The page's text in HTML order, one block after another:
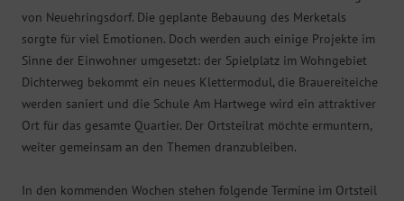
von Neuehringsdorf. Die geplante Bebauung des Merketals
sorgte für viel Emotionen. Doch werden auch einige Projekte im
Sinne der Einwohner umgesetzt: der Spielplatz im Wohngebiet
Dichterweg bekommt ein neues Klettermodul, die Brauereiteiche
werden saniert und die Schule Am Hartwege wird ein attraktiver
Ort für das gesamte Quartier. Der Ortsteilrat möchte ermuntern,
weiter gemeinsam an den Themen dranzubleiben.
In den kommenden Wochen stehen folgende Termine im Ortsteil